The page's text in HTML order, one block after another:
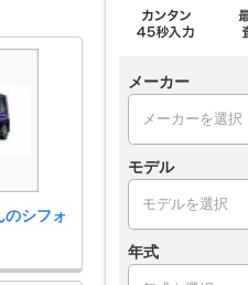
シフォ
メーカー
モデル
年式